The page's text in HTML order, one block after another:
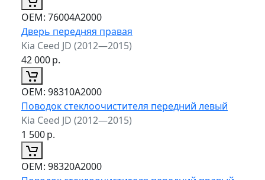
ОЕМ: 76004A2000
Дверь передняя правая
Kia Ceed JD (2012—2015)
42 000р.
ОЕМ: 98310A2000
Поводок стеклоочистителя передний левый
Kia Ceed JD (2012—2015)
1 500р.
ОЕМ: 98320A2000